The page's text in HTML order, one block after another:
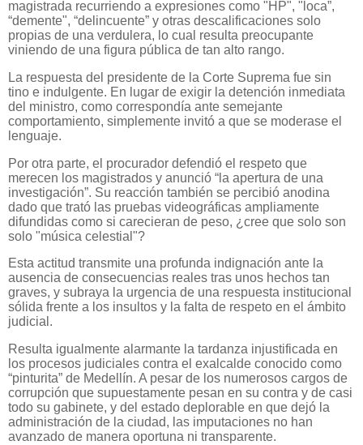
magistrada recurriendo a expresiones como "HP", "loca”,
“demente", “delincuente” y otras descalificaciones solo
propias de una verdulera, lo cual resulta preocupante
viniendo de una figura pública de tan alto rango.
La respuesta del presidente de la Corte Suprema fue sin
tino e indulgente. En lugar de exigir la detención inmediata
del ministro, como correspondía ante semejante
comportamiento, simplemente invitó a que se moderase el
lenguaje.
Por otra parte, el procurador defendió el respeto que
merecen los magistrados y anunció “la apertura de una
investigación”. Su reacción también se percibió anodina
dado que trató las pruebas videográficas ampliamente
difundidas como si carecieran de peso, ¿cree que solo son
solo "música celestial"?
Esta actitud transmite una profunda indignación ante la
ausencia de consecuencias reales tras unos hechos tan
graves, y subraya la urgencia de una respuesta institucional
sólida frente a los insultos y la falta de respeto en el ámbito
judicial.
Resulta igualmente alarmante la tardanza injustificada en
los procesos judiciales contra el exalcalde conocido como
“pinturita” de Medellín. A pesar de los numerosos cargos de
corrupción que supuestamente pesan en su contra y de casi
todo su gabinete, y del estado deplorable en que dejó la
administración de la ciudad, las imputaciones no han
avanzado de manera oportuna ni transparente.